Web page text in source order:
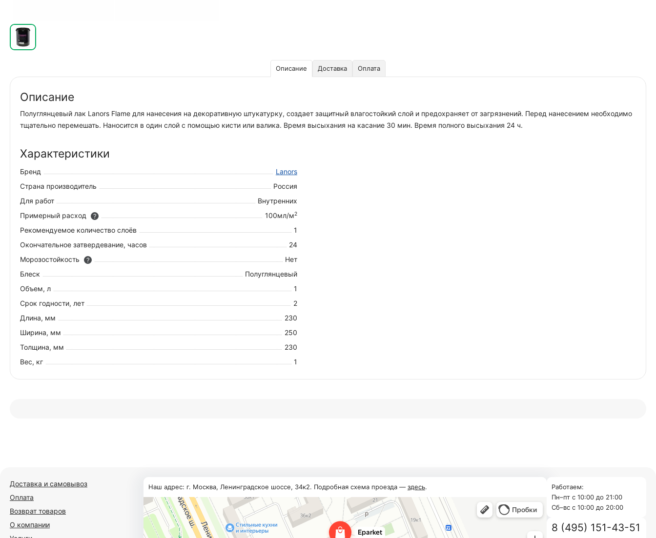
Описание Доставка Оплата
Описание
Полуглянцевый лак Lanors Flame для нанесения на декоративную штукатурку, создает защитный влагостойкий слой и предохраняет от загрязнений. Перед нанесением необходимо
тщательно перемешать. Наносится в один слой с помощью кисти или валика. Время высыхания на касание 30 мин. Время полного высыхания 24 ч.
Характеристики
Бренд
Lanors
Страна производитель
Россия
Для работ
Внутренних
Примерный расход
? 100мл/м2
Рекомендуемое количество слоёв
1
Окончательное затвердевание, часов
24
Морозостойкость
?
Нет
Блеск
Полуглянцевый
Объем, л
1
Срок годности, лет
2
Длина, мм
230
Ширина, мм
250
Толщина, мм
230
Вес, кг
1
Доставка и самовывоз
Оплата
Возврат товаров
О компании
Наш адрес: г. Москва, Ленинградское шоссе, 34к2. Подробная схема проезда — здесь.
Работаем:
Пн–пт с 10:00 до 21:00
Cб–вс с 10:00 до 20:00
8 (495) 151-43-51